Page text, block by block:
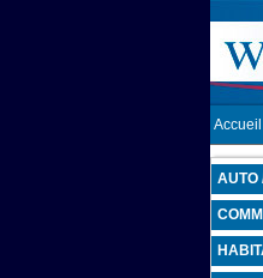
Accueil
AUTO